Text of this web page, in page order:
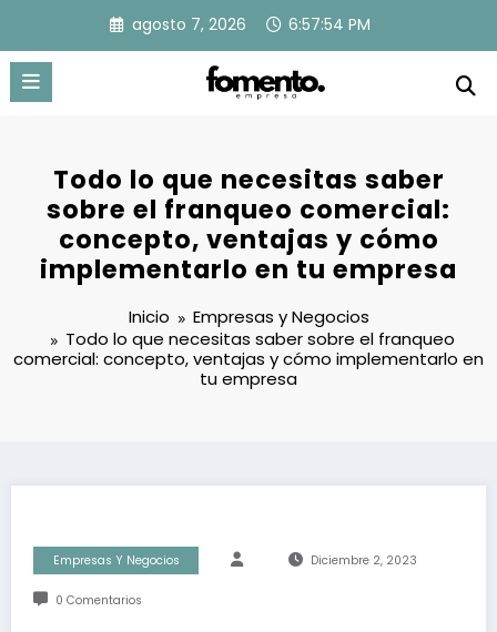
contenido
agosto 7, 2026 6:57:55 PM
Todo lo que necesitas saber
sobre el franqueo comercial:
concepto, ventajas y cómo
implementarlo en tu empresa
Inicio
Empresas y Negocios
Todo lo que necesitas saber sobre el franqueo
comercial: concepto, ventajas y cómo implementarlo en
tu empresa
Empresas Y Negocios Diciembre 2, 2023
0 Comentarios